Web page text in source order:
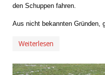
den Schuppen fahren.
Aus nicht bekannten Gründen,
Weiterlesen